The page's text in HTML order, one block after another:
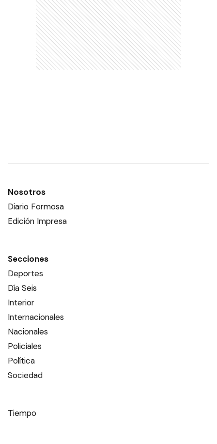
Nosotros
Diario Formosa
Edición Impresa
Secciones
Deportes
Día Seis
Interior
Internacionales
Nacionales
Policiales
Política
Sociedad
Tiempo